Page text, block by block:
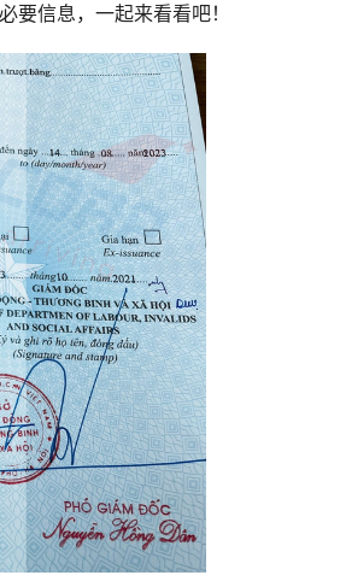
要信息，一起来看看吧！